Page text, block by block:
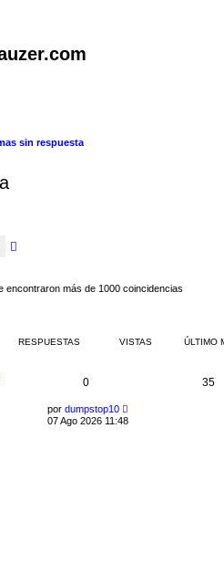
sin respuesta
Búsqueda avanzada
encontraron más de 1000 coincidencias
RESPUESTAS VISTAS ÚLTIMO
0 35
por dumpstop10
07 Ago 2026 11:48